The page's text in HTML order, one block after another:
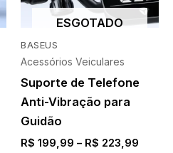
BASEUS
ESGOTADO
Acessórios Veiculares
Suporte de Telefone
Anti-Vibração para
Guidão
R$ 199,99 – R$ 223,99